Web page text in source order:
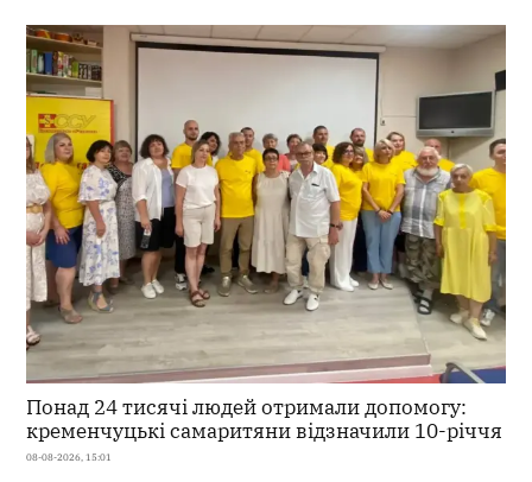
Понад 24 тисячі людей отримали допомогу:
кременчуцькі самаритяни відзначили 10-річчя
08-08-2026, 15:01